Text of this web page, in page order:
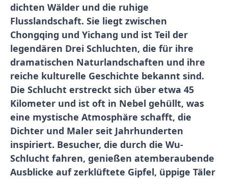
dichten Wälder und die ruhige
Flusslandschaft. Sie liegt zwischen
Chongqing und Yichang und ist Teil der
legendären Drei Schluchten, die für ihre
dramatischen Naturlandschaften und ihre
reiche kulturelle Geschichte bekannt sind.
Die Schlucht erstreckt sich über etwa 45
Kilometer und ist oft in Nebel gehüllt, was
eine mystische Atmosphäre schafft, die
Dichter und Maler seit Jahrhunderten
inspiriert. Besucher, die durch die Wu-
Schlucht fahren, genießen atemberaubende
Ausblicke auf zerklüftete Gipfel, üppige Täler